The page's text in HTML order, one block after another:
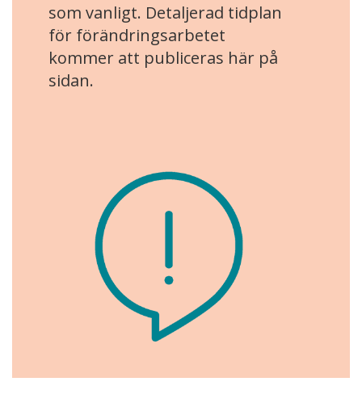
som vanligt. Detaljerad tidplan
för förändringsarbetet
kommer att publiceras här på
sidan.